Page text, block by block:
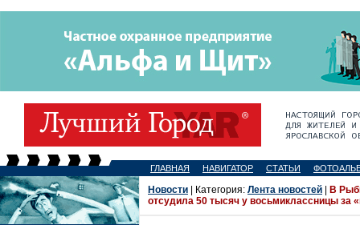
ГЛАВНАЯ НАВИГАТОР СТАТЬИ
Новости | Категория: Лента новостей
В
отсудила 50 тысяч у восьмиклассницы за